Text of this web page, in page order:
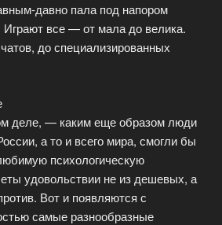
давно пала под напором
все — от мала до велика.
до специализированных
деле, — каким еще образом люди
а то и всего мира, смогли бы
психологическую
удовольствии не из дешевых, а
Вот и появляются с
самые разнообразные